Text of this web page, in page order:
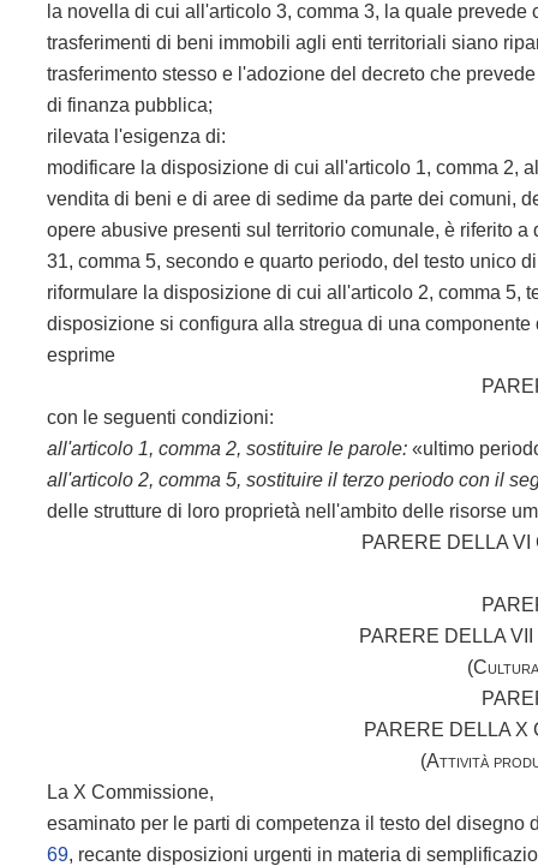
la novella di cui all'articolo 3, comma 3, la quale
trasferimenti di beni immobili agli enti territoriali siano
trasferimento stesso e l'adozione del decreto che
di finanza pubblica;
rilevata l'esigenza di:
modificare la disposizione di cui all'articolo 1, comma 2,
venditadi beni e di aree di sedime da parte dei comuni,
opere abusive presenti sul territorio comunale, è riferito
31, comma 5, secondo e quarto periodo, del testo unico
riformulare la disposizione di cui all'articolo 2, comma 5,
disposizione si configura alla stregua di una
esprime
con le seguenti condizioni:
all'articolo 1, comma 2, sostituire le parole: «ultimo
all'articolo 2, comma 5, sostituire il terzo periodo con il
delle strutture di loro proprietà nell'ambito delle risorse
PARERE DELLA
PARERE DELLA
PARERE DELLA X
(Attività
La X Commissione,
esaminato per le parti di competenza il testo del
69, recante disposizioni urgenti in materia di